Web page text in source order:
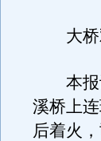
大桥双
本报讯
溪桥上
后着火